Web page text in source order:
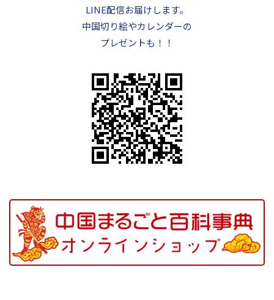
LINE配信お届けします。
中国切り絵やカレンダーの
プレゼントも！！